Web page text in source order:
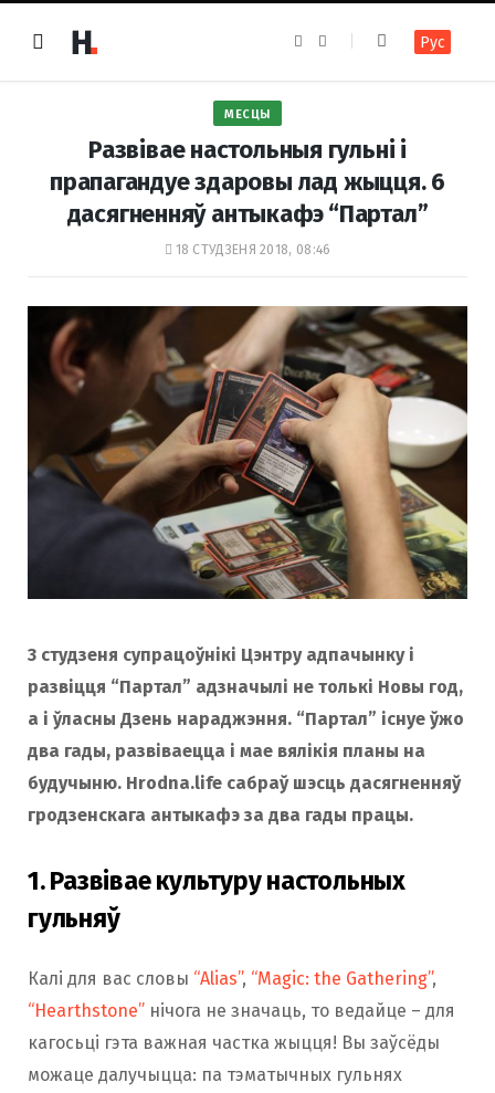
e
k
t
a
m
Рус
МЕСЦЫ
Развівае настольныя гульні і
прапагандуе здаровы лад жыцця. 6
дасягненняў антыкафэ “Партал”
18 СТУДЗЕНЯ 2018, 08:46
3 студзеня супрацоўнікі Цэнтру адпачынку і
развіцця “Партал” адзначылі не толькі Новы год,
а і ўласны Дзень нараджэння. “Партал” існуе ўжо
два гады, развіваецца і мае вялікія планы на
будучыню. Hrodna.life сабраў шэсць дасягненняў
гродзенскага антыкафэ за два гады працы.
1. Развівае культуру настольных
гульняў
Калі для вас словы “Alias”, “Magic: the Gathering”,
“Hearthstone” нічога не значаць, то ведайце – для
кагосьці гэта важная частка жыцця! Вы заўсёды
можаце далучыцца: па тэматычных гульнях